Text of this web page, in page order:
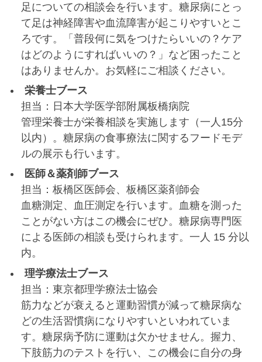
足についての相談会を行います。糖尿病にとっ
て足は神経障害や血流障害が起こりやすいとこ
ろです。「普段何に気をつけたらいいの？ケア
はどのようにすればいいの？」など困ったこと
はありませんか。お気軽にご相談ください。
栄養士ブース
担当：日本大学医学部附属板橋病院
管理栄養士が栄養相談を実施します（一人15分
以内）。糖尿病の食事療法に関するフードモデ
ルの展示も行います。
医師＆薬剤師ブース
担当：板橋区医師会、板橋区薬剤師会
血糖測定、血圧測定を行います。血糖を測った
ことがない方はこの機会にぜひ。糖尿病専門医
による医師の相談も受けられます。一人 15 分以
内。
理学療法士ブース
担当：東京都理学療法士協会
筋力などが衰えると運動習慣が減って糖尿病な
どの生活習慣病になりやすいといわれていま
す。糖尿病予防に運動は欠かせません。握力、
下肢筋力のテストを行い、この機会に自分の身